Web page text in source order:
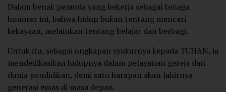
Dalam benak pemuda yang bekerja sebagai tenaga
honorer ini, bahwa hidup bukan tentang mencari
kekayaan, melainkan tentang belajar dan berbagi.
Untuk itu, sebagai ungkapan syukurnya kepada TUHAN, ia
mendedikasikan hidupnya dalam pelayanan gereja dan
dunia pendidikan, demi satu harapan akan lahirnya
generasi emas di masa depan.